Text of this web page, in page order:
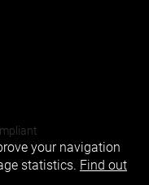
your navigation
statistics. Find out